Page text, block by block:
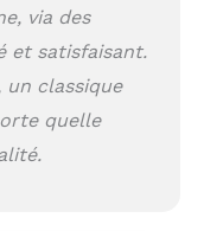
via des
et satisfaisant.
un classique
quelle